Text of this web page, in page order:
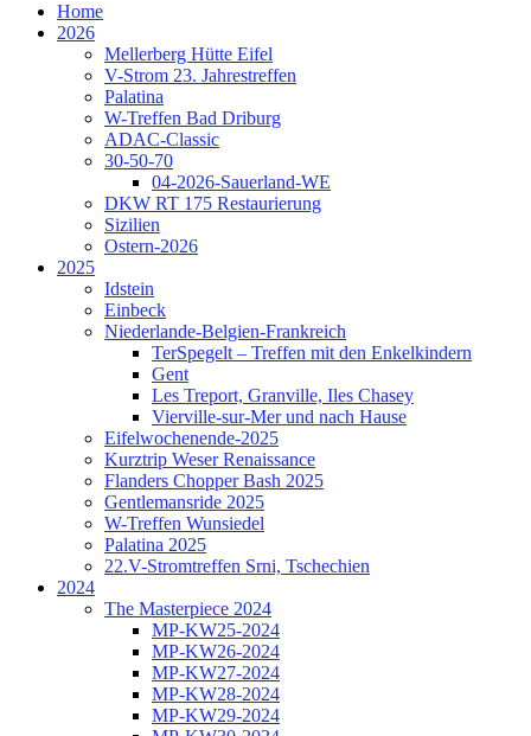
Home
2026
Mellerberg Hütte Eifel
V-Strom 23. Jahrestreffen
Palatina
W-Treffen Bad Driburg
ADAC-Classic
30-50-70
04-2026-Sauerland-WE
DKW RT 175 Restaurierung
Sizilien
Ostern-2026
2025
Idstein
Einbeck
Niederlande-Belgien-Frankreich
TerSpegelt – Treffen mit den Enkelkindern
Gent
Les Treport, Granville, Iles Chasey
Vierville-sur-Mer und nach Hause
Eifelwochenende-2025
Kurztrip Weser Renaissance
Flanders Chopper Bash 2025
Gentlemansride 2025
W-Treffen Wunsiedel
Palatina 2025
22.V-Stromtreffen Srni, Tschechien
2024
The Masterpiece 2024
MP-KW25-2024
MP-KW26-2024
MP-KW27-2024
MP-KW28-2024
MP-KW29-2024